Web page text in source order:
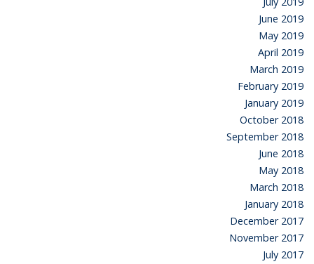
June 2019
May 2019
April 2019
March 2019
February 2019
January 2019
October 2018
September 2018
June 2018
May 2018
March 2018
January 2018
December 2017
November 2017
July 2017